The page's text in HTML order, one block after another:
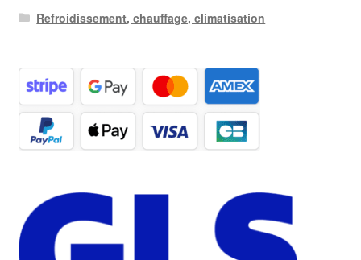
Refroidissement, chauffage, climatisation